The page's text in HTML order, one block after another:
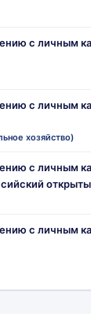
с личным
с личным
хозяйство)
с личным
с личным